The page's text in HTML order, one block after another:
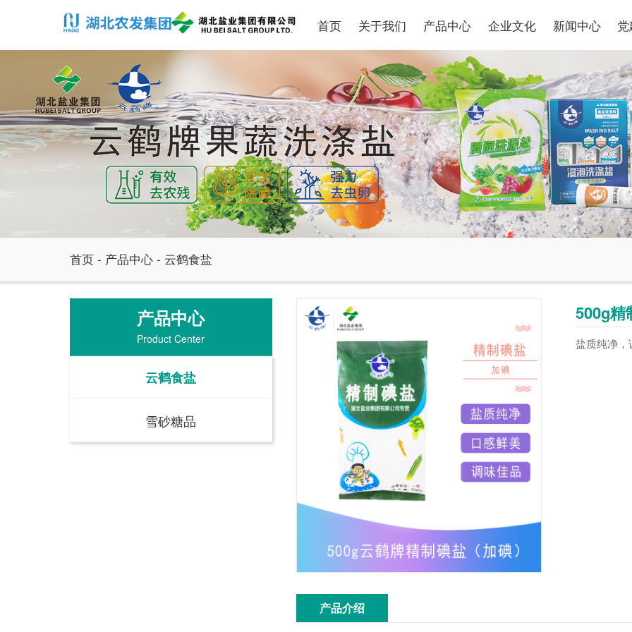
首页 关于我们 产品中心 企业文化 新闻中心
首页 - 产品中心 - 云鹤食盐
产品中心
Product Center
云鹤食盐
雪砂糖品
500g精
盐质纯净，
产品介绍